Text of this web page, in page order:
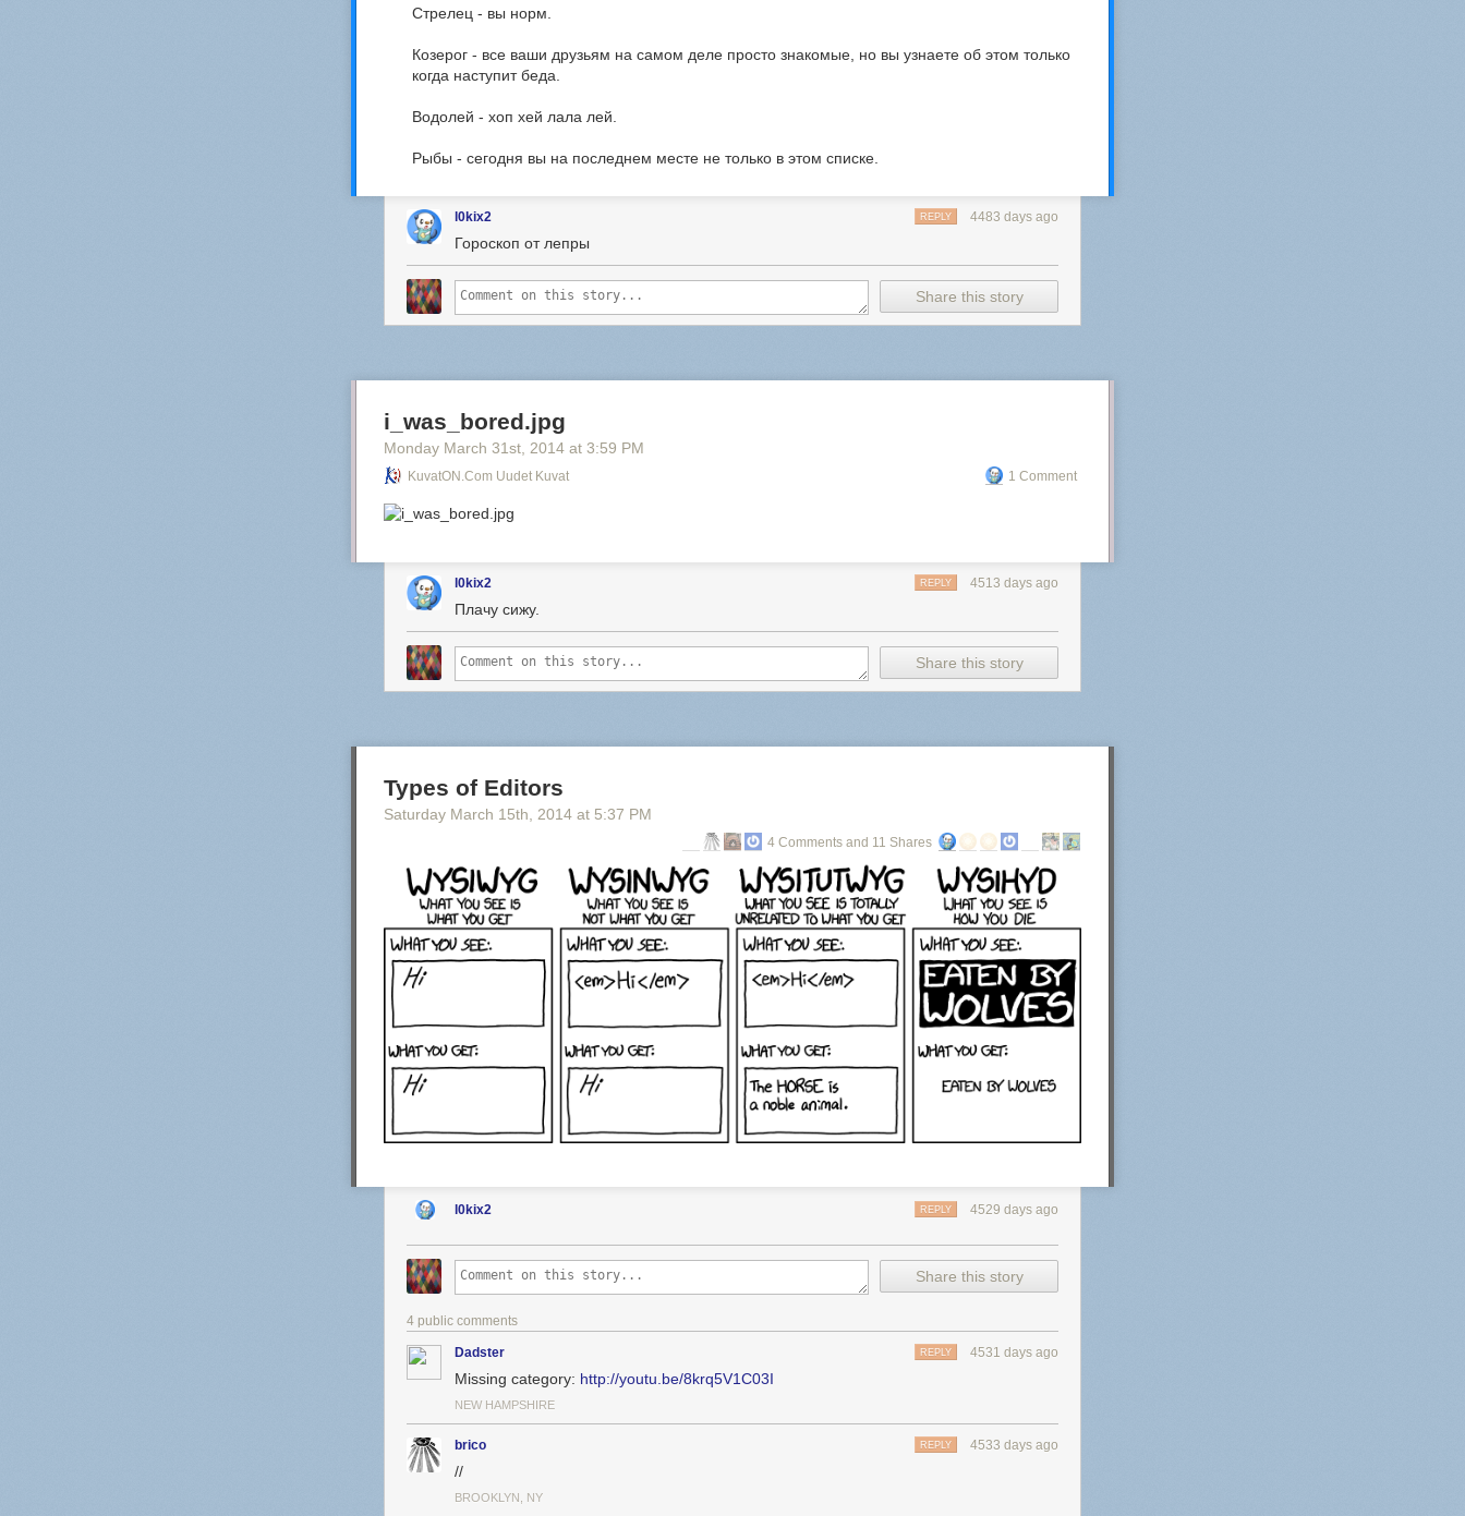
Стрелец - вы норм.
Козерог - все ваши друзьям на самом деле просто знакомые, но вы узнаете об этом только
когда наступит беда.
Водолей - хоп хей лала лей.
Рыбы - сегодня вы на последнем месте не только в этом списке.
l0kix2 4483 days ago
REPLY
Гороскоп от лепры
Share this story
i_was_bored.jpg
Monday March 31st , 2014 at 3:59 PM
KuvatON.com Uudet Kuvat 1 Comment
l0kix2 4513 days ago
REPLY
Плачу сижу.
Share this story
Types of Editors
Saturday March 15th , 2014 at 5:37 PM
4 Comments and 11 Shares
l0kix2 4529 days ago
REPLY
Share this story
4 public comments
Dadster 4531 days ago
REPLY
Missing category: http://youtu.be/8krq5V1C03I
NEW HAMPSHIRE
brico 4533 days ago
REPLY
//
BROOKLYN, NY